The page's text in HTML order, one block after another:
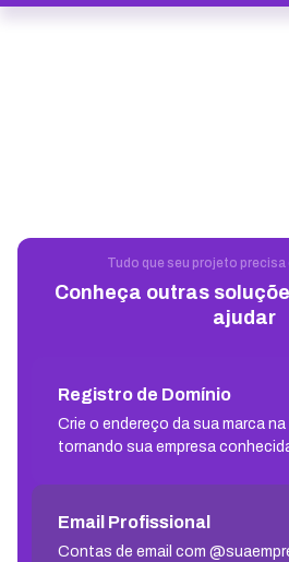
Tudo que seu projeto precisa
Conheça outras
ajudar
Registro de Domínio
Crie o endereço da sua marca
tornando sua empresa
Email Profissional
Contas de email com